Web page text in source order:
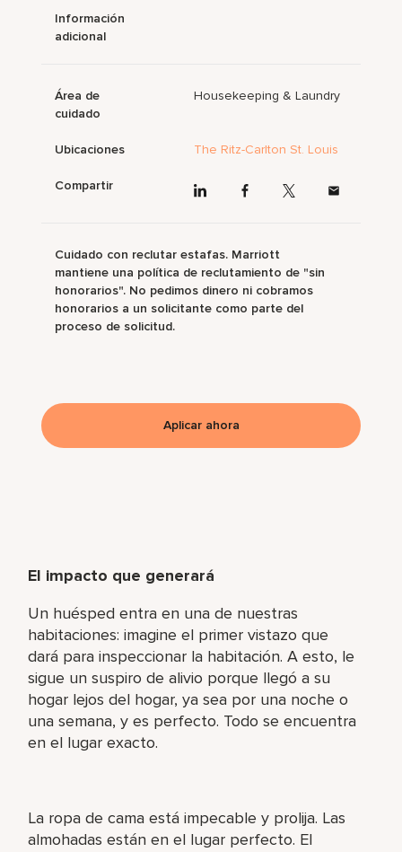
El impacto que generará
Un huésped entra en una de nuestras
habitaciones: imagine el primer vistazo que
dará para inspeccionar la habitación. A esto, le
sigue un suspiro de alivio porque llegó a su
hogar lejos del hogar, ya sea por una noche o
una semana, y es perfecto. Todo se encuentra
en el lugar exacto.
La ropa de cama está impecable y prolija. Las
almohadas están en el lugar perfecto. El
Información
adicional
Área de
cuidado
Housekeeping & Laundry
Ubicaciones The Ritz-Carlton St. Louis
Compartir
Cuidado con reclutar estafas. Marriott
mantiene una política de reclutamiento de "sin
honorarios". No pedimos dinero ni cobramos
honorarios a un solicitante como parte del
proceso de solicitud.
Aplicar ahora